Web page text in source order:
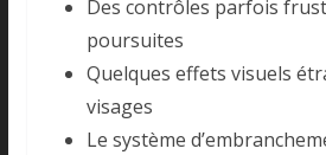
Des contrôles parfois
poursuites
Quelques effets visuels
visages
Le système